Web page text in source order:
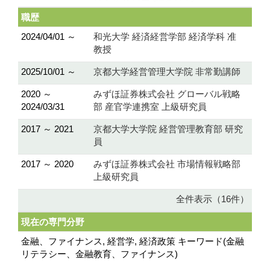
職歴
2024/04/01 ～
和光大学 経済経営学部 経済学科 准
教授
2025/10/01 ～ 京都大学経営管理大学院 非常勤講師
2020 ～
2024/03/31
みずほ証券株式会社 グローバル戦略
部 産官学連携室 上級研究員
2017 ～ 2021
京都大学大学院 経営管理教育部 研究
員
2017 ～ 2020
みずほ証券株式会社 市場情報戦略部
上級研究員
全件表示（16件）
現在の専門分野
金融、ファイナンス, 経営学, 経済政策 キーワード(金融
リテラシー、金融教育、ファイナンス)